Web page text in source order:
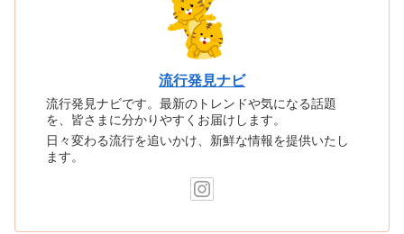
流行発見ナビ
流行発見ナビです。最新のトレンドや気になる話題
を、皆さまに分かりやすくお届けします。
日々変わる流行を追いかけ、新鮮な情報を提供いたし
ます。